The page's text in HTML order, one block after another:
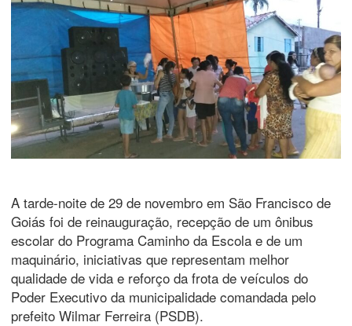
A tarde-noite de 29 de novembro em São Francisco de
Goiás foi de reinauguração, recepção de um ônibus
escolar do Programa Caminho da Escola e de um
maquinário, iniciativas que representam melhor
qualidade de vida e reforço da frota de veículos do
Poder Executivo da municipalidade comandada pelo
prefeito Wilmar Ferreira (PSDB).